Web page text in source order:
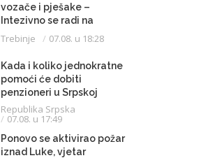
vozače i pješake –
Intezivno se radi na
proširenju saobraćajnice
Trebinje 07.08. u 18:28
Kada i koliko jednokratne
pomoći će dobiti
penzioneri u Srpskoj
Republika Srpska
07.08. u 17:49
Ponovo se aktivirao požar
iznad Luke, vjetar